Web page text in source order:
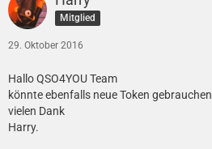
Mitglied
29. Oktober 2016
Hallo QSO4YOU Team
könnte ebenfalls neue Token gebrauchen
vielen Dank
Harry.